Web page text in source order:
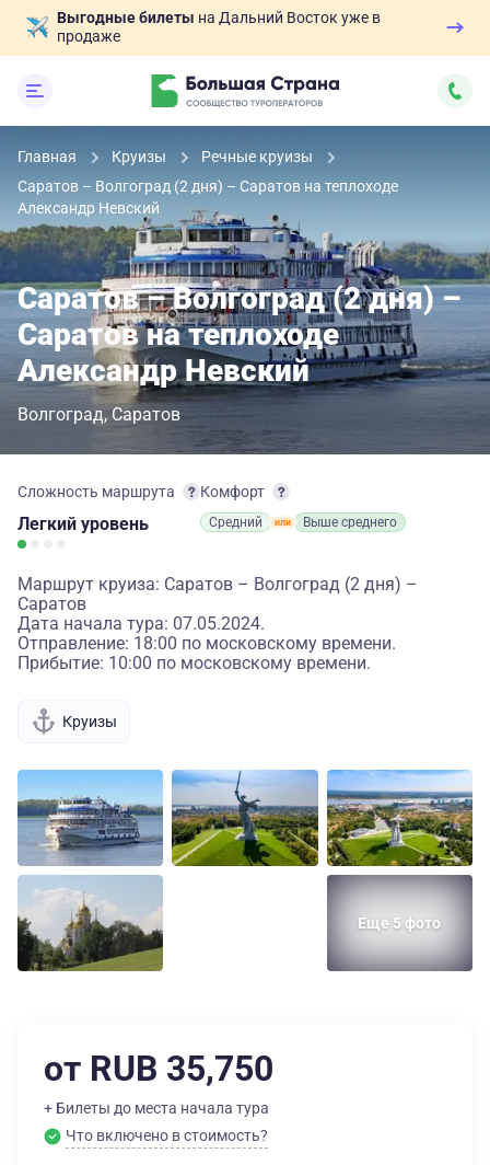
Выгодные билеты на Дальний Восток уже в
продаже
Главная Круизы
Речные круизы
Саратов – Волгоград (2 дня) – Саратов на теплоходе
Александр Невский
Саратов – Волгоград (2 дня) –
Саратов на теплоходе
Александр Невский
Волгоград Саратов
Сложность маршрута
Легкий уровень
Комфорт
Средний Выше среднего
Маршрут круиза: Саратов – Волгоград (2 дня) –
Саратов
Дата начала тура: 07.05.2024.
Отправление: 18:00 по московскому времени.
Прибытие: 10:00 по московскому времени.
Круизы
Еще 5 фото
от RUB 35,750
+ Билеты до места начала тура
Что включено в стоимость?